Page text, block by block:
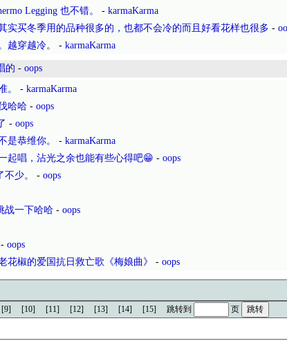
Legging 也不错。
- karmaKarma
实买冬季用的品种很多的，也都不会冷的而且好看花样也很多 -
越穿越冷。
- karmaKarma
的 - oops
。
- karmaKarma
哈哈 - oops
- oops
是恭维你。
- karmaKarma
起唱，沾光之余也能有些心得吧😁 - oops
少。
- oops
战一下哈哈 - oops
- oops
花椒的爱国抗日救亡歌《梅娘曲》
- oops
[9] [10] [11] [12] [13] [14] [15] 跳转到 页